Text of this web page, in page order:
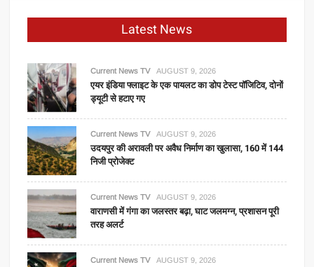
Latest News
Current News TV AUGUST 9, 2026
एयर इंडिया फ्लाइट के एक पायलट का डोप टेस्ट पॉजिटिव, दोनों
ड्यूटी से हटाए गए
Current News TV AUGUST 9, 2026
उदयपुर की अरावली पर अवैध निर्माण का खुलासा, 160 में 144
निजी प्रोजेक्ट
Current News TV AUGUST 9, 2026
वाराणसी में गंगा का जलस्तर बढ़ा, घाट जलमग्न, प्रशासन पूरी
तरह अलर्ट
Current News TV AUGUST 9, 2026